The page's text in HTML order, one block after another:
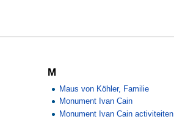
M
Maus von Köhler, Familie
Monument Ivan Cain
Monument Ivan Cain activiteiten